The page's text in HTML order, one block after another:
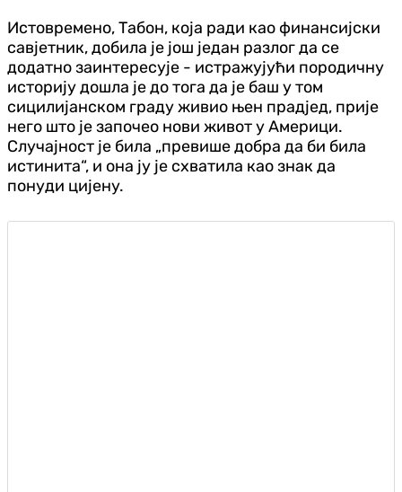
Истовремено, Табон, која ради као финансијски
савјетник, добила је још један разлог да се
додатно заинтересује - истражујући породичну
историју дошла је до тога да је баш у том
сицилијанском граду живио њен прадјед, прије
него што је започео нови живот у Америци.
Случајност је била „превише добра да би била
истинита“, и она ју је схватила као знак да
понуди цијену.